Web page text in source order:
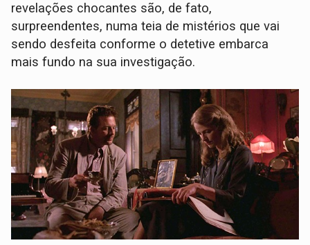
revelações chocantes são, de fato,
surpreendentes, numa teia de mistérios que vai
sendo desfeita conforme o detetive embarca
mais fundo na sua investigação.